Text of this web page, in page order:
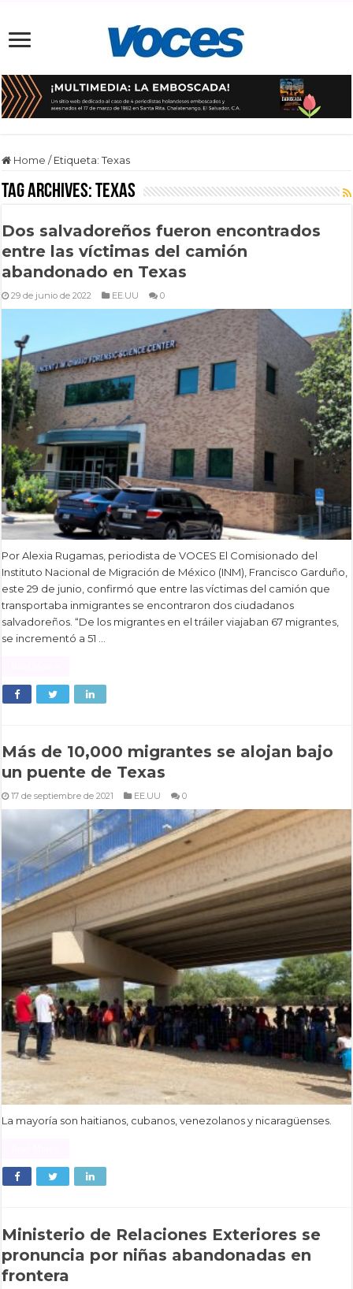
Home / Etiqueta:Texas
Tag Archives:Texas
Dos salvadoreños fueron encontrados
entre las víctimas del camión
abandonado en Texas
29 de junio de 2022 EE.UU 0
Por Alexia Rugamas, periodista de VOCES El Comisionado del
Instituto Nacional de Migración de México (INM), Francisco Garduño,
este 29 de junio, confirmó que entre las víctimas del camión que
transportaba inmigrantes se encontraron dos ciudadanos
salvadoreños. “De los migrantes en el tráiler viajaban 67 migrantes,
se incrementó a 51 …
Más de 10,000 migrantes se alojan bajo
un puente de Texas
17 de septiembre de 2021 EE.UU 0
La mayoría son haitianos, cubanos, venezolanos y nicaragüenses.
Ministerio de Relaciones Exteriores se
pronuncia por niñas abandonadas en
frontera